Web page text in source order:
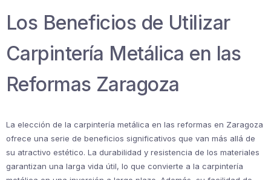
Los Beneficios de Utilizar
Carpintería Metálica en las
Reformas Zaragoza
La elección de la carpintería metálica en las reformas en Zaragoza
ofrece una serie de beneficios significativos que van más allá de
su atractivo estético. La durabilidad y resistencia de los materiales
garantizan una larga vida útil, lo que convierte a la carpintería